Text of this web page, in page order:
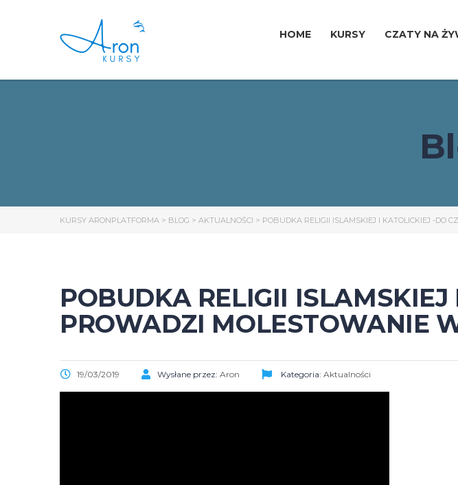
HOME KURSY CZATY NA
KURSY ARONPLATFORMA > BLOG > AKTUALNOŚCI > POBUDKA RELIGII ISLAMSKIEJ I KATOLICKIEJ -DO
POBUDKA RELIGII
PROWADZI MOLESTOWANIE
19/03/2019 Wysłane przez: Aron Kategoria: Aktualności